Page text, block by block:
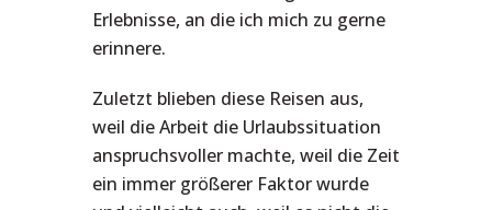
Erlebnisse, an die ich mich zu gerne
erinnere.
Zuletzt blieben diese Reisen aus,
weil die Arbeit die Urlaubssituation
anspruchsvoller machte, weil die Zeit
ein immer größerer Faktor wurde